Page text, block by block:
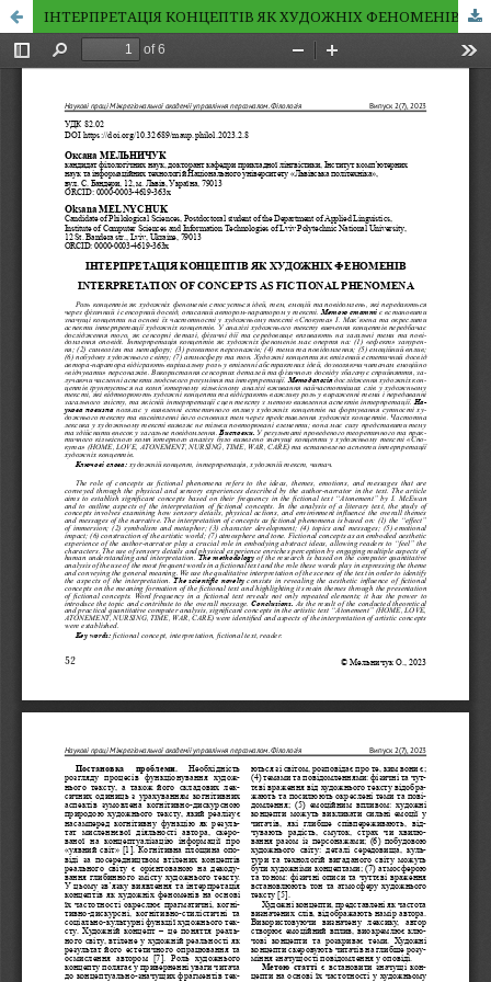
ІНТЕРПРЕТАЦІЯ КОНЦЕПТІВ ЯК ХУДОЖНІХ ФЕНОМЕНІВ